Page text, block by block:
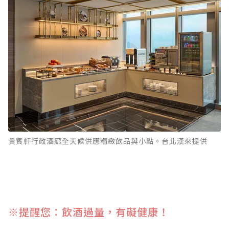
貴賓軒行政酒廊全天候供應精緻飲品與小點。台北漢來提供
※提醒您：飲酒過量，有礙健康！